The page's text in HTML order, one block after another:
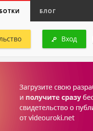
БЛОГ
Вход